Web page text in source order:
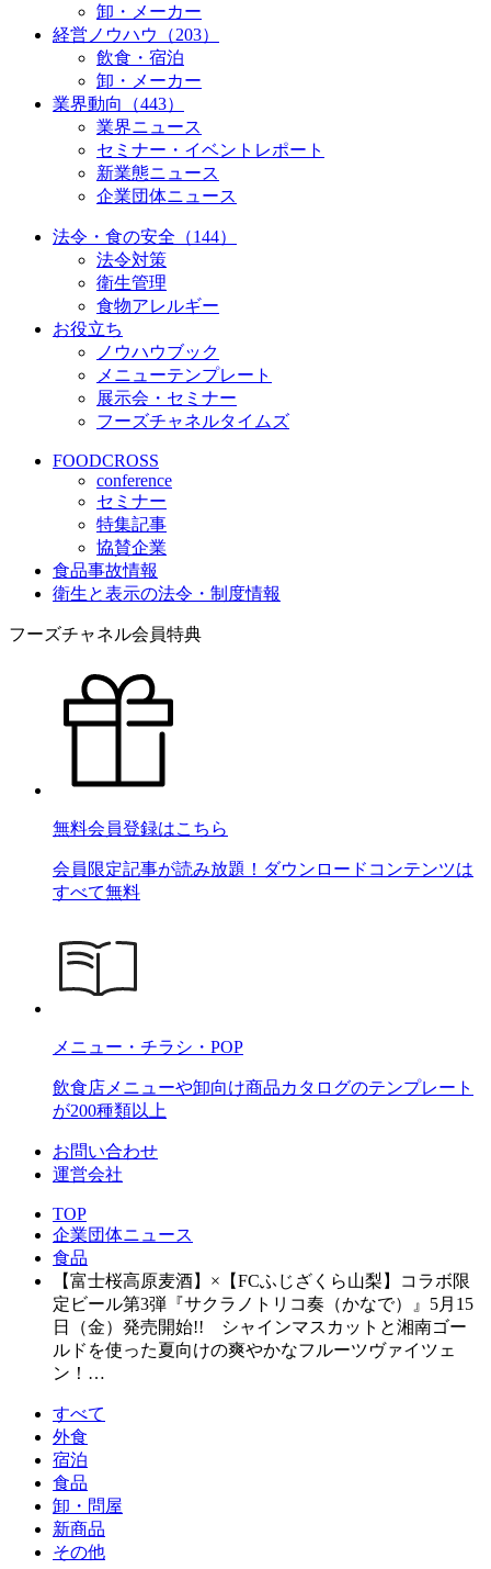
卸・メーカー
経営ノウハウ（203）
飲食・宿泊
卸・メーカー
業界動向（443）
業界ニュース
セミナー・イベントレポート
新業態ニュース
企業団体ニュース
法令・食の安全（144）
法令対策
衛生管理
食物アレルギー
お役立ち
ノウハウブック
メニューテンプレート
展示会・セミナー
フーズチャネルタイムズ
FOODCROSS
conference
セミナー
特集記事
協賛企業
食品事故情報
衛生と表示の法令・制度情報
フーズチャネル会員特典
無料会員登録はこちら
会員限定記事が読み放題！ダウンロードコンテンツは
すべて無料
メニュー・チラシ・POP
飲食店メニューや卸向け商品カタログのテンプレート
が200種類以上
お問い合わせ
運営会社
TOP
企業団体ニュース
食品
【富士桜高原麦酒】×【FCふじざくら山梨】コラボ限
定ビール第3弾『サクラノトリコ奏（かなで）』5月15
日（金）発売開始!! シャインマスカットと湘南ゴー
ルドを使った夏向けの爽やかなフルーツヴァイツェ
ン！…
すべて
外食
宿泊
食品
卸・問屋
新商品
その他